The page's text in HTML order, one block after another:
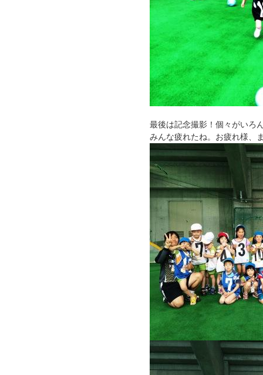
最後は記念撮影！個々がいろ
みんな疲れたね。お疲れ様、